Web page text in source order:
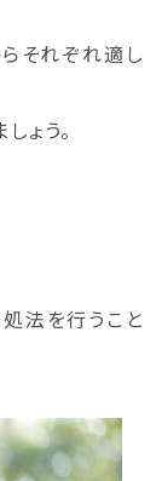
それぞれ適し
ょう。
法を行うこと